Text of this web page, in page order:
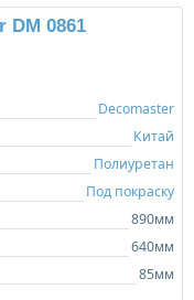
Китай
Полиуретан
Под покраску
726мм
105мм
85мм